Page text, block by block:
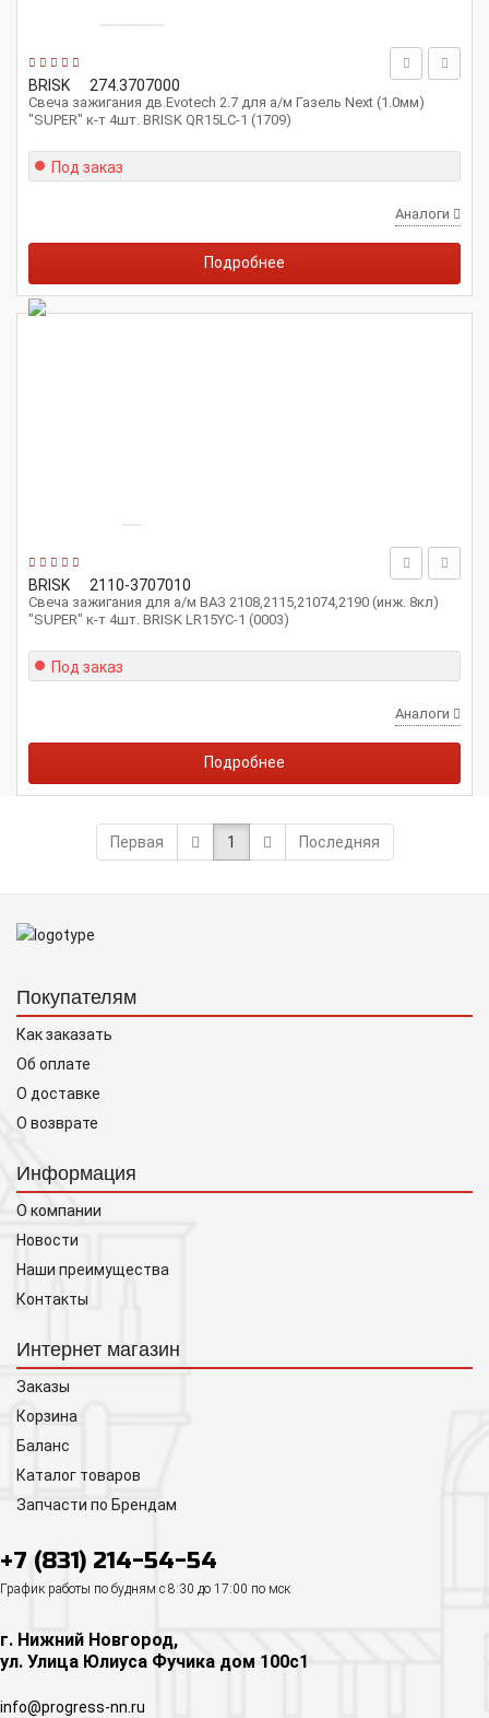
BRISK 274.3707000
Свеча зажигания дв.Evotech 2.7 для а/м Газель Next (1.0мм)
"SUPER" к-т 4шт. BRISK QR15LC-1 (1709)
Под заказ
Аналоги
Подробнее
BRISK 2110-3707010
Свеча зажигания для а/м ВАЗ 2108,2115,21074,2190 (инж. 8кл)
"SUPER" к-т 4шт. BRISK LR15YC-1 (0003)
Под заказ
Аналоги
Подробнее
Первая 1 Последняя
Покупателям
Как заказать
Об оплате
О доставке
О возврате
Информация
О компании
Новости
Наши преимущества
Контакты
Интернет магазин
Заказы
Корзина
Баланс
Каталог товаров
Запчасти по Брендам
+7 (831) 214-54-54
График работы по будням с 8:30 до 17:00 по мск
г. Нижний Новгород,
ул. Улица Юлиуса Фучика дом 100с1
info@progress-nn.ru